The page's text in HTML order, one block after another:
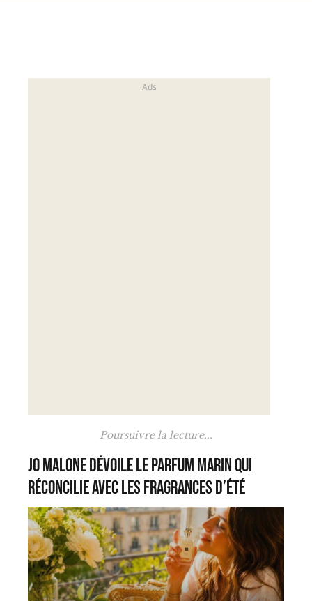
Poursuivre la lecture...
Jo Malone dévoile le parfum marin qui
réconcilie avec les fragrances d’été